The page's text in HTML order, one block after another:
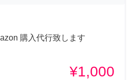
購入代行致します
¥1,000